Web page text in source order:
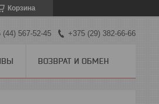
Корзина
(44) 567-52-45 +375 (29) 382-66-66
ВОЗВРАТ И ОБМЕН